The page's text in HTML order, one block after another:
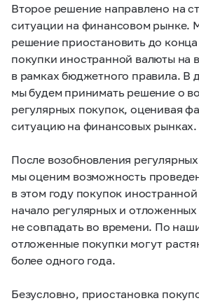
Второе решение направлено на
ситуации на финансовом рынке.
решение приостановить до конца
покупки иностранной валюты на
в рамках бюджетного правила. В
мы будем принимать решение о
регулярных покупок, оценивая
ситуацию на финансовых рынках.
После возобновления
мы оценим возможность
в этом году покупок
начало регулярных и
не совпадать во времени. По
отложенные покупки могут
более одного года.
Безусловно, приостановка